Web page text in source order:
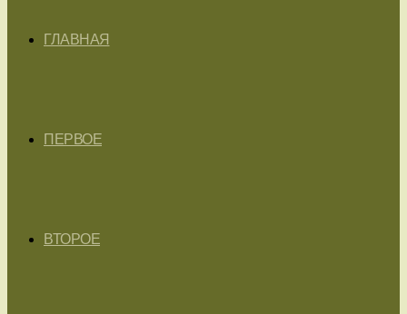
ГЛАВНАЯ
ПЕРВОЕ
ВТОРОЕ